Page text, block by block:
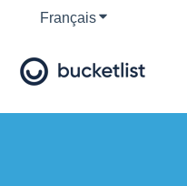
FrançaisAfficher le